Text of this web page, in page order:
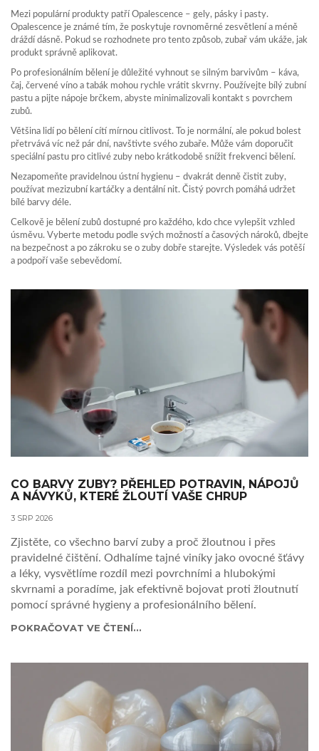
Mezi populární produkty patří Opalescence – gely, pásky i pasty.
Opalescence je známé tím, že poskytuje rovnoměrné zesvětlení a méně
dráždí dásně. Pokud se rozhodnete pro tento způsob, zubař vám ukáže, jak
produkt správně aplikovat.
Po profesionálním bělení je důležité vyhnout se silným barvivům – káva,
čaj, červené víno a tabák mohou rychle vrátit skvrny. Používejte bílý zubní
pastu a pijte nápoje brčkem, abyste minimalizovali kontakt s povrchem
zubů.
Většina lidí po bělení cítí mírnou citlivost. To je normální, ale pokud bolest
přetrvává víc než pár dní, navštivte svého zubaře. Může vám doporučit
speciální pastu pro citlivé zuby nebo krátkodobě snížit frekvenci bělení.
Nezapomeňte pravidelnou ústní hygienu – dvakrát denně čistit zuby,
používat mezizubní kartáčky a dentální nit. Čistý povrch pomáhá udržet
bílé barvy déle.
Celkově je bělení zubů dostupné pro každého, kdo chce vylepšit vzhled
úsměvu. Vyberte metodu podle svých možností a časových nároků, dbejte
na bezpečnost a po zákroku se o zuby dobře starejte. Výsledek vás potěší
a podpoří vaše sebevědomí.
CO BARVY ZUBY? PŘEHLED POTRAVIN, NÁPOJŮ
A NÁVYKŮ, KTERÉ ŽLOUTÍ VAŠE CHRUP
3 SRP 2026
Zjistěte, co všechno barví zuby a proč žloutnou i přes
pravidelné čištění. Odhalíme tajné viníky jako ovocné šťávy
a léky, vysvětlíme rozdíl mezi povrchními a hlubokými
skvrnami a poradíme, jak efektivně bojovat proti žloutnutí
pomocí správné hygieny a profesionálního bělení.
POKRAČOVAT VE ČTENÍ...